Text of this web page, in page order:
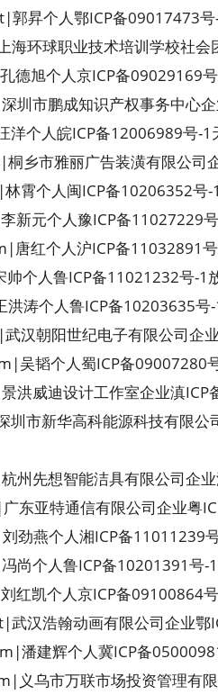
昇个人鄂ICP备09017473号
海环球职业技术培训学校社
德旭个人京ICP备09029169
圳市鹏成知识产权事务中心
个人皖ICP备12006989号-1
乡市雅丽广告装潢有限公司
霄个人闽ICP备10206352号-
新元个人豫ICP备11027229
唐红个人沪ICP备11032891
个人鲁ICP备11021232号-1
涛个人鲁ICP备10203635号
汉朝阳世纪电子有限公司企
吴韬个人蜀ICP备09007280
洪威迪设计工作室企业滇ICP
市新华高科能源科技有限
州先想智能洁具有限公司企
东亚特通信有限公司企业粤
劲燕个人湘ICP备11011239
尚个人鲁ICP备10201391号-
红凯个人京ICP备09100864
汉浩翰动画有限公司企业
潘建辉个人冀ICP备
义乌市万联市场投资管理有